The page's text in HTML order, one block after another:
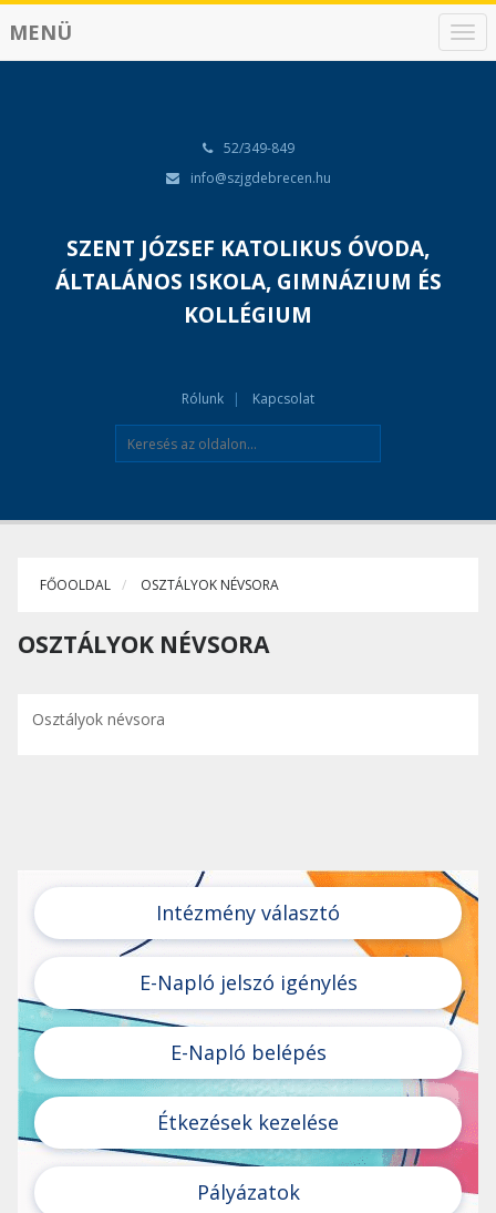
N
a
MENÜ
52/349-849
info@szjgdebrecen.hu
SZENT JÓZSEF KATOLIKUS ÓVODA,
ÁLTALÁNOS ISKOLA, GIMNÁZIUM ÉS
KOLLÉGIUM
Rólunk Kapcsolat
FŐOOLDAL OSZTÁLYOK NÉVSORA
OSZTÁLYOK NÉVSORA
Osztályok névsora
Intézmény választó
E-Napló jelszó igénylés
E-Napló belépés
Étkezések kezelése
Pályázatok